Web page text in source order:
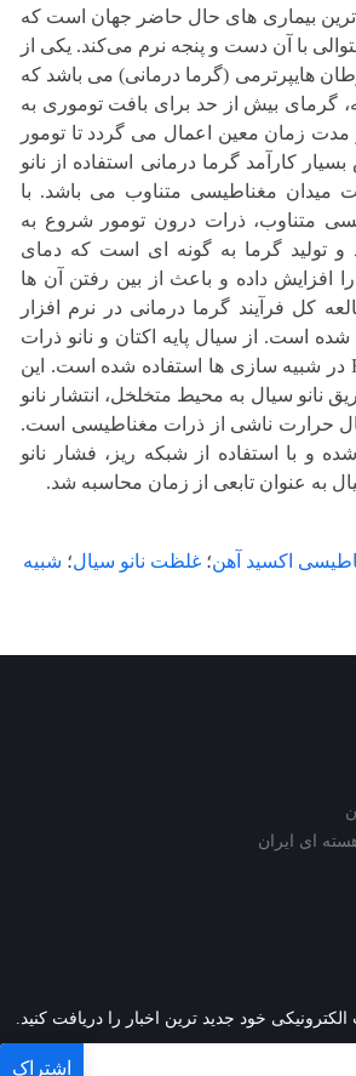
بیماری های حال حاضر جهان است که
با آن دست و پنجه نرم می‌کند. یکی از
هایپرترمی (گرما درمانی) می باشد که
گرمای بیش از حد برای بافت توموری به
زمان معین اعمال می گردد تا تومور
کارآمد گرما درمانی استفاده از نانو
میدان مغناطیسی متناوب می باشد. با
متناوب، ذرات درون تومور شروع به
و تولید گرما به گونه ای است که دمای
افزایش داده و باعث از بین رفتن آن ها
کل فرآیند گرما درمانی در نرم افزار
است. از سیال پایه اکتان و نانو ذرات
مغناطیسی Fe_3 O_4 در شبیه سازی ها استفاده شده است. این
نانو سیال به محیط متخلخل، انتشار نانو
حرارت ناشی از ذرات مغناطیسی است.
و با استفاده از شبکه ریز، فشار نانو
به عنوان تابعی از زمان محاسبه شد.
اکسید آهن؛ غلظت نانو سیال؛ شبیه
ای ایران
خود جدید ترین اخبار را دریافت کنید.